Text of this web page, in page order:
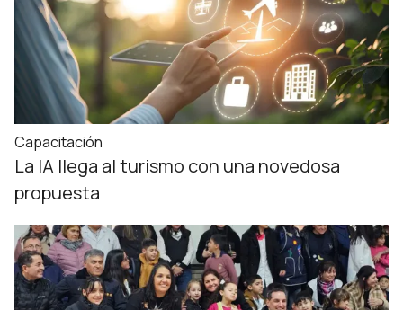
Capacitación
La IA llega al turismo con una novedosa
propuesta